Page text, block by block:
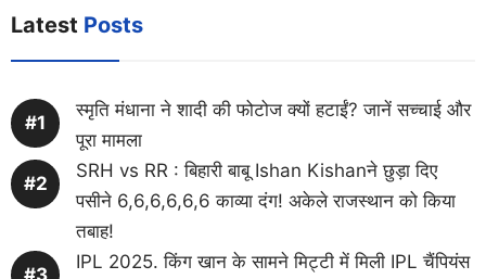
Latest Posts
स्मृति मंधाना ने शादी की फोटोज क्यों हटाईं? जानें सच्चाई और
पूरा मामला
SRH vs RR : बिहारी बाबू Ishan Kishanने छुड़ा दिए
पसीने 6,6,6,6,6,6 काव्या दंग! अकेले राजस्थान को किया
तबाह!
IPL 2025. किंग खान के सामने मिट्टी में मिली IPL चैंपियंस